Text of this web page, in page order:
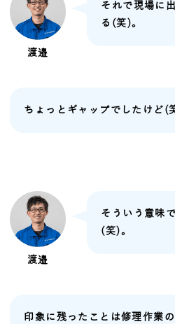
渡邉
それで現場に
る(笑)。
ちょっとギャップでしたけど(
渡邉
そういう意味
(笑)。
印象に残ったことは修理作業